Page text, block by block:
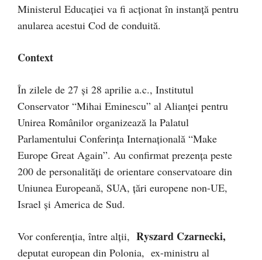
Ministerul Educației va fi acționat în instanță pentru
anularea acestui Cod de conduită.
Context
În zilele de 27 și 28 aprilie a.c., Institutul
Conservator “Mihai Eminescu” al Alianței pentru
Unirea Românilor organizează la Palatul
Parlamentului Conferința Internațională “Make
Europe Great Again”. Au confirmat prezența peste
200 de personalități de orientare conservatoare din
Uniunea Europeană, SUA, țări europene non-UE,
Israel și America de Sud.
Vor conferenția, între alții, Ryszard Czarnecki,
deputat european din Polonia, ex-ministru al